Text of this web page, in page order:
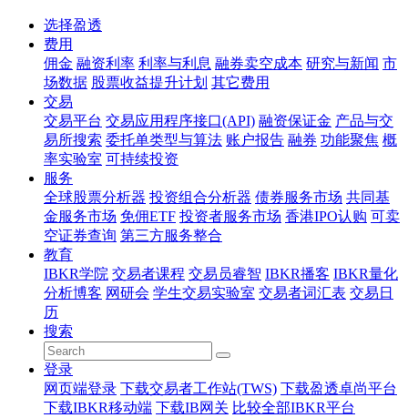
选择盈透
费用
佣金 融资利率 利率与利息 融券卖空成本 研究与新闻 市
场数据 股票收益提升计划 其它费用
交易
交易平台 交易应用程序接口(API) 融资保证金 产品与交
易所搜索 委托单类型与算法 账户报告 融券 功能聚焦 概
率实验室 可持续投资
服务
全球股票分析器 投资组合分析器 债券服务市场 共同基
金服务市场 免佣ETF 投资者服务市场 香港IPO认购 可卖
空证券查询 第三方服务整合
教育
IBKR学院 交易者课程 交易员睿智 IBKR播客 IBKR量化
分析博客 网研会 学生交易实验室 交易者词汇表 交易日
历
搜索
登录
网页端登录 下载交易者工作站(TWS) 下载盈透卓尚平台
下载IBKR移动端 下载IB网关 比较全部IBKR平台